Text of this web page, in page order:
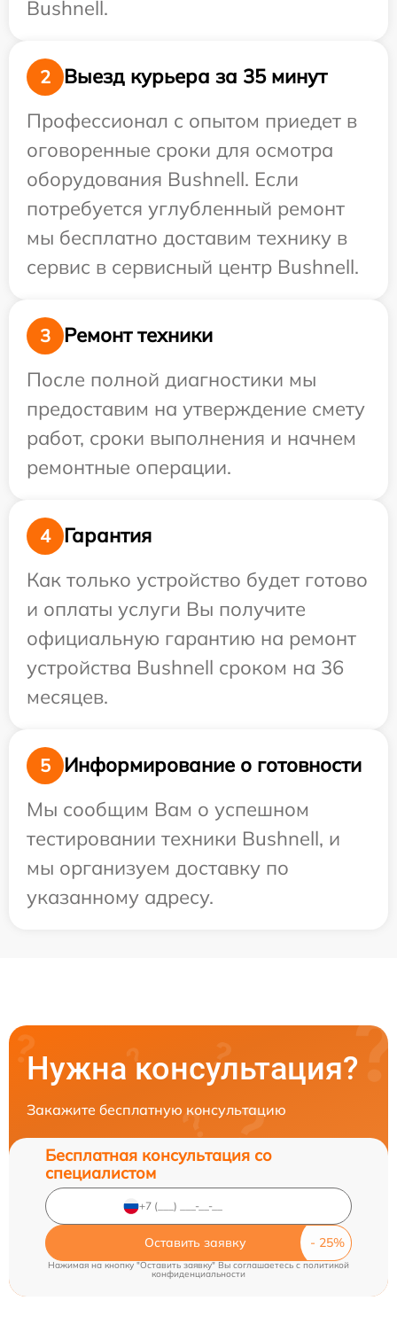
Bushnell.
2
Выезд курьера за 35 минут
Профессионал с опытом приедет в
оговоренные сроки для осмотра
оборудования Bushnell. Если
потребуется углубленный ремонт
мы бесплатно доставим технику в
сервис в сервисный центр Bushnell.
3
Ремонт техники
После полной диагностики мы
предоставим на утверждение смету
работ, сроки выполнения и начнем
ремонтные операции.
4
Гарантия
Как только устройство будет готово
и оплаты услуги Вы получите
официальную гарантию на ремонт
устройства Bushnell сроком на 36
месяцев.
5
Информирование о готовности
Мы сообщим Вам о успешном
тестировании техники Bushnell, и
мы организуем доставку по
указанному адресу.
Нужна консультация?
Закажите бесплатную консультацию
Бесплатная консультация со
специалистом
Оставить заявку
Нажимая на кнопку "Оставить заявку" Вы соглашаетесь cполитикой
конфиденциальности